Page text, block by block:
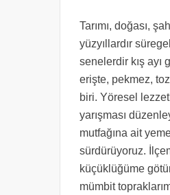
Tarımı, doğası,
yüzyıllardır
senelerdir kış ayı
erişte, pekmez,
biri. Yöresel
yarışması
mutfağına ait
sürdürüyoruz.
küçüklüğüme
mümbit